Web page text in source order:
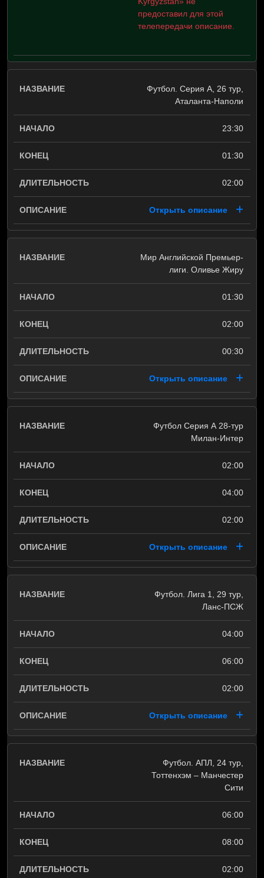
предоставил для этой
телепередачи описание.
Футбол. Серия А, 26 тур,
Аталанта-Наполи
23:30
01:30
02:00
Открыть описание
Мир Английской Премьер-
лиги. Оливье Жиру
01:30
02:00
00:30
Открыть описание
Футбол Серия А 28-тур
Милан-Интер
02:00
04:00
02:00
Открыть описание
Футбол. Лига 1, 29 тур,
Ланс-ПСЖ
04:00
06:00
02:00
Открыть описание
Футбол. АПЛ, 24 тур,
Тоттенхэм – Манчестер
Сити
06:00
08:00
02:00